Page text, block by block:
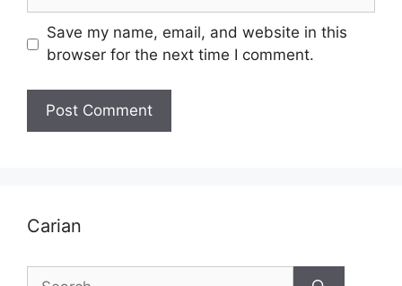
Save my name, email, and website in this
browser for the next time I comment.
Carian